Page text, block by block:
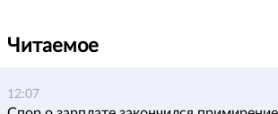
Читаемое
12:07